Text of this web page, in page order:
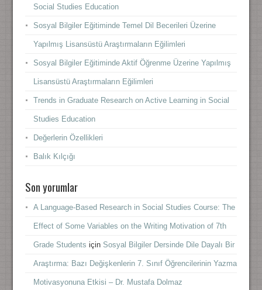
Social Studies Education
Sosyal Bilgiler Eğitiminde Temel Dil Becerileri Üzerine
Yapılmış Lisansüstü Araştırmaların Eğilimleri
Sosyal Bilgiler Eğitiminde Aktif Öğrenme Üzerine Yapılmış
Lisansüstü Araştırmaların Eğilimleri
Trends in Graduate Research on Active Learning in Social
Studies Education
Değerlerin Özellikleri
Balık Kılçığı
Son yorumlar
A Language-Based Research in Social Studies Course: The
Effect of Some Variables on the Writing Motivation of 7th
Grade Students için Sosyal Bilgiler Dersinde Dile Dayalı Bir
Araştırma: Bazı Değişkenlerin 7. Sınıf Öğrencilerinin Yazma
Motivasyonuna Etkisi – Dr. Mustafa Dolmaz